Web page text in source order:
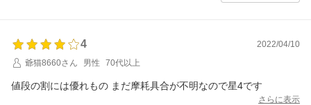
4
2022/04/10
爺猫8660さん
男性 70代以上
値段の割には優れもの まだ摩耗具合が不明なので星4です
さらに表示